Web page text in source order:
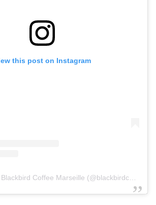
this post on Instagram